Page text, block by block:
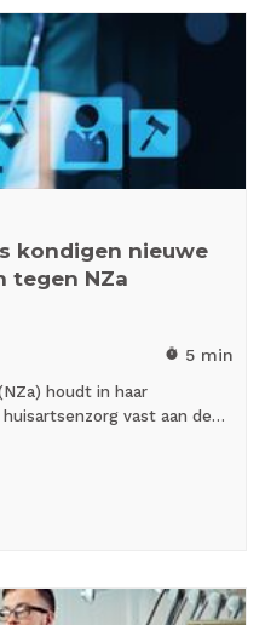
kondigen nieuwe
tegen NZa
timer 5 min
houdt in haar
vast aan de…